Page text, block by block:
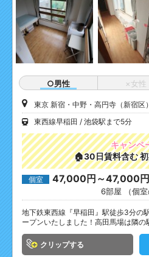
○男性 ×女性
東京 新宿・中野・高円寺（新宿区）
東西線早稲田
池袋駅まで5分
キャンペ
🏠30日賃料含む
個室 47,000円～47,000円
6部屋 （個室
地下鉄東西線『早稲田』駅徒歩3分の
ープンいたしました！高田馬場は隣の
クリップ